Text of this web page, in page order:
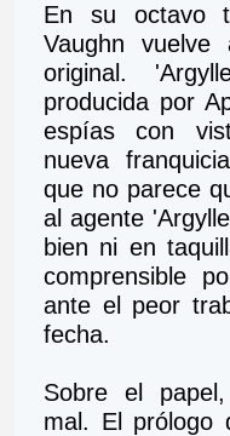
En su octavo
Vaughn vuelve
original.
producida por
espías con
nueva
que no parece
al agente
bien ni en
comprensible
ante el peor
fecha.
Sobre el
mal. El prólogo